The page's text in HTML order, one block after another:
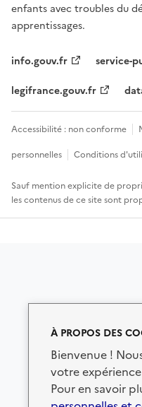
À PROPOS DES
Bienvenue !
votre
Pour en savoir
enfants avec troubles du
apprentissages.
info.gouv.fr
service-
legifrance.gouv.fr
Accessibilité : non conforme
personnelles
Conditions
Sauf mention explicite de
les contenus de ce site sont